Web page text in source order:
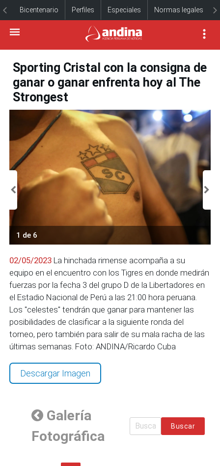
Bicentenario Perfiles Especiales Normas legales
Sporting Cristal con la consigna de
ganar o ganar enfrenta hoy al The
Strongest
1 de 6
02/05/2023 La hinchada rimense acompaña a su
equipo en el encuentro con los Tigres en donde medirán
fuerzas por la fecha 3 del grupo D de la Libertadores en
el Estadio Nacional de Perú a las 21:00 hora peruana.
Los "celestes" tendrán que ganar para mantener las
posibilidades de clasificar a la siguiente ronda del
torneo, pero también para salir de su mala racha de las
últimas semanas. Foto: ANDINA/Ricardo Cuba
Descargar Imagen
Galería
Fotográfica
Buscar